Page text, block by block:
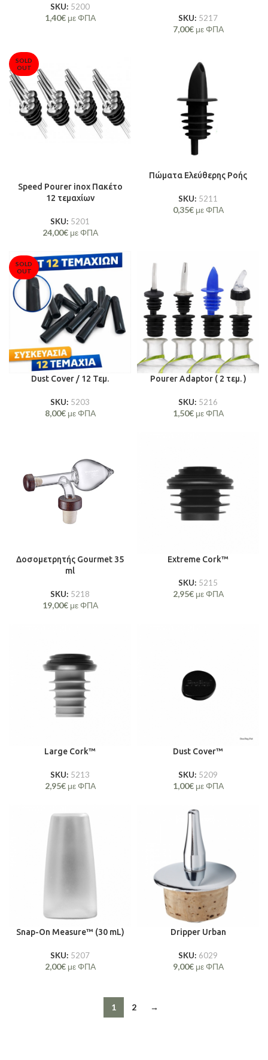
SKU: 5200
1,40€με ΦΠΑ SKU: 5217
7,00€με ΦΠΑ
SOLD
OUT
Speed Pourer inox Πακέτο
12 τεμαχίων
SKU: 5201
24,00€με ΦΠΑ
Πώματα Ελεύθερης Ροής
SKU: 5211
0,35€με ΦΠΑ
SOLD
OUT
Dust Cover / 12 Τεμ.
SKU: 5203
8,00€με ΦΠΑ
Pourer Adaptor ( 2 τεμ. )
SKU: 5216
1,50€με ΦΠΑ
Δοσομετρητής Gourmet 35
ml
SKU: 5218
19,00€με ΦΠΑ
Extreme Cork™
SKU: 5215
2,95€με ΦΠΑ
Large Cork™
SKU: 5213
2,95€με ΦΠΑ
Dust Cover™
SKU: 5209
1,00€με ΦΠΑ
Snap-On Measure™ (30 mL)
SKU: 5207
2,00€με ΦΠΑ
Dripper Urban
SKU: 6029
9,00€με ΦΠΑ
1 2 →